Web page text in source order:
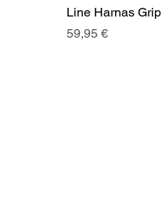
Line Harnas Grip
Prix
59,95 €